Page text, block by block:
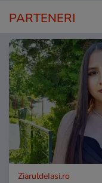
PARTENERI
ZiaruldeIasi.ro